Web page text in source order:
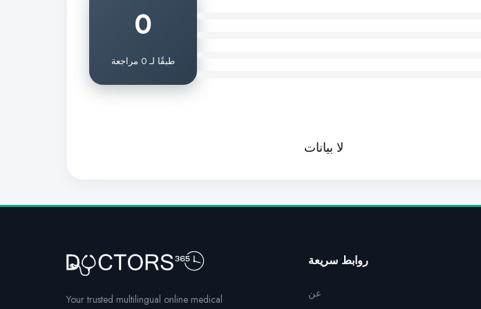
0
طبقًا لـ 0 مراجعة
لا بيانات
Your trusted multilingual online medical
روابط سريعة
عن